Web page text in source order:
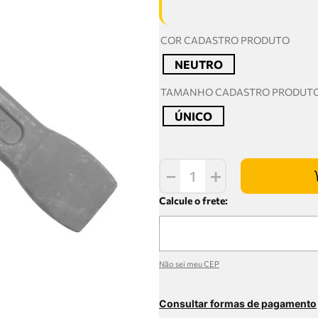
COR CADASTRO PRODUTO
NEUTRO
TAMANHO CADASTRO
ÚNICO
＋
－
Não sei meu CEP
Consultar formas de pagamento